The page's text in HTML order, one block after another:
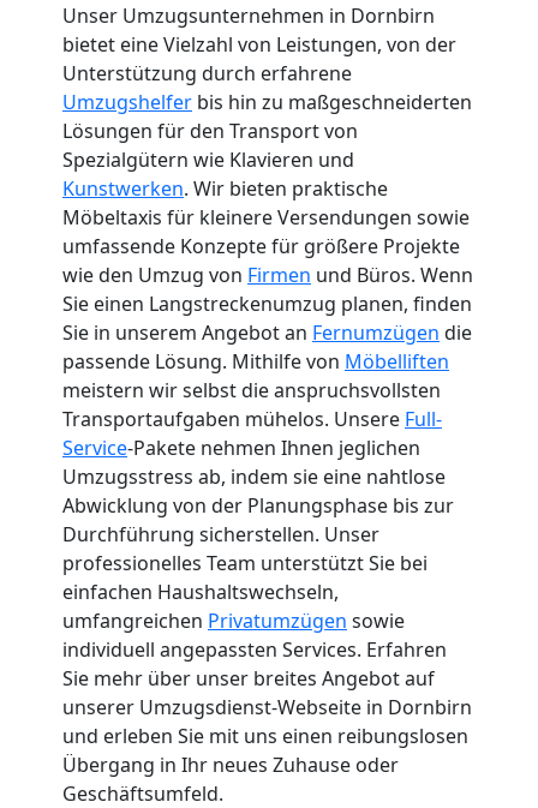
Unser Umzugsunternehmen in Dornbirn
bietet eine Vielzahl von Leistungen, von der
Unterstützung durch erfahrene
Umzugshelfer bis hin zu maßgeschneiderten
Lösungen für den Transport von
Spezialgütern wie Klavieren und
Kunstwerken. Wir bieten praktische
Möbeltaxis für kleinere Versendungen sowie
umfassende Konzepte für größere Projekte
wie den Umzug von Firmen und Büros. Wenn
Sie einen Langstreckenumzug planen, finden
Sie in unserem Angebot an Fernumzügen die
passende Lösung. Mithilfe von Möbelliften
meistern wir selbst die anspruchsvollsten
Transportaufgaben mühelos. Unsere Full-
Service-Pakete nehmen Ihnen jeglichen
Umzugsstress ab, indem sie eine nahtlose
Abwicklung von der Planungsphase bis zur
Durchführung sicherstellen. Unser
professionelles Team unterstützt Sie bei
einfachen Haushaltswechseln,
umfangreichen Privatumzügen sowie
individuell angepassten Services. Erfahren
Sie mehr über unser breites Angebot auf
unserer Umzugsdienst-Webseite in Dornbirn
und erleben Sie mit uns einen reibungslosen
Übergang in Ihr neues Zuhause oder
Geschäftsumfeld.